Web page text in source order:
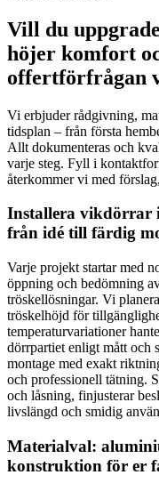
Vill du
höjer komfort
offertförfrågan
Vi erbjuder rådgivning,
tidsplan – från första
Allt dokumenteras och
varje steg. Fyll i
återkommer vi med
Installera vikdörrar
från idé till färdig
Varje projekt startar med
öppning och bedömning
tröskellösningar. Vi
tröskelhöjd för
temperaturvariationer
dörrpartiet enligt mått och
montage med exakt
och professionell tätning.
och låsning, finjusterar
livslängd och smidig
Materialval:
konstruktion för er